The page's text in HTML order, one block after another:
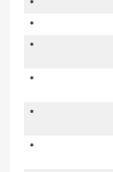
*
*
*
*
*
*